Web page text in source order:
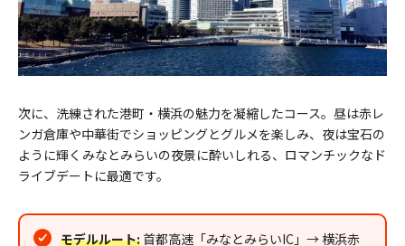
次に、洗練された港町・横浜の魅力を凝縮したコース。昼は赤レ
ンガ倉庫や中華街でショッピングとグルメを楽しみ、夜は宝石の
ように輝くみなとみらいの夜景に酔いしれる、ロマンチックなド
ライブデートに最適です。
モデルルート: 首都高速「みなとみらいIC」→ 横浜赤